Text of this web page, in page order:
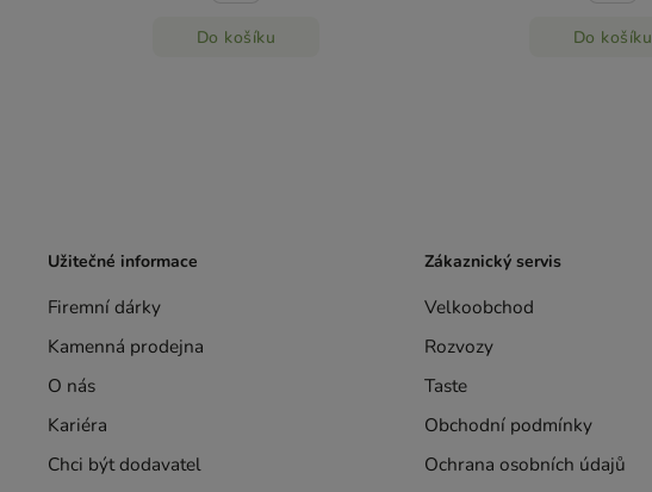
Do košíku Do košíku
Užitečné informace
Firemní dárky
Kamenná prodejna
O nás
Kariéra
Chci být dodavatel
Zákaznický servis
Velkoobchod
Rozvozy
Taste
Obchodní podmínky
Ochrana osobních údajů